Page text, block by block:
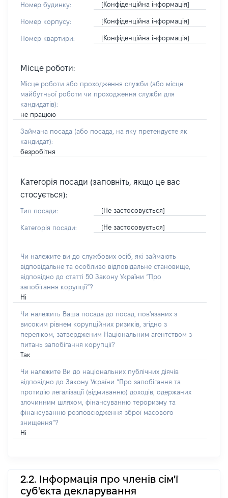
Номер будинку: [Конфіденційна інформація]
Номер корпусу: [Конфіденційна інформація]
Номер квартири: [Конфіденційна інформація]
Місце роботи:
Місце роботи або проходження служби (або місце
майбутньої роботи чи проходження служби для
кандидатів):
не працюю
Займана посада (або посада, на яку претендуєте як
кандидат):
безробітня
Категорія посади (заповніть, якщо це вас
стосується):
Тип посади: [Не застосовується]
Категорія посади: [Не застосовується]
Чи належите ви до службових осіб, які займають
відповідальне та особливо відповідальне становище,
відповідно до статті 50 Закону України “Про
запобігання корупції”?
Ні
Чи належить Ваша посада до посад, пов'язаних з
високим рівнем корупційних ризиків, згідно з
переліком, затвердженим Національним агентством з
питань запобігання корупції?
Так
Чи належите Ви до національних публічних діячів
відповідно до Закону України “Про запобігання та
протидію легалізації (відмиванню) доходів, одержаних
злочинним шляхом, фінансуванню тероризму та
фінансуванню розповсюдження зброї масового
знищення”?
Ні
2.2. Інформація про членів сім'ї
суб'єкта декларування